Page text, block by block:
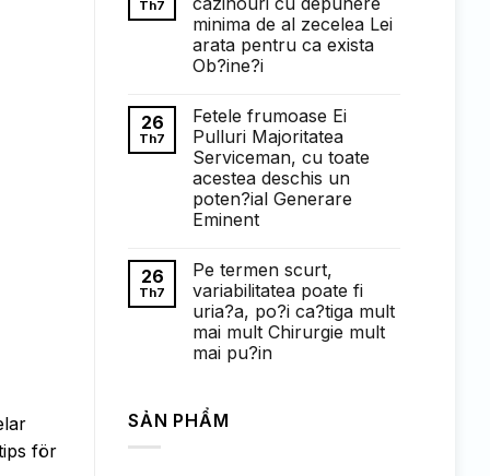
för
ở
Понимание
требований
к
ставкам
казино:
полный
обзор
Th7
minima de al zecelea Lei
arata pentru ca exista
Ob?ine?i
bình
luận
ở
Faptul
de
cand
exista
cazinouri
cu
de
al
zecelea
Lei
arata
pentru
ca
26
Th7
Fetele frumoase Ei
Pulluri Majoritatea
Serviceman, cu toate
acestea deschis un
poten?ial Generare
Eminent
bình
luận
ở
Fetele
frumoase
Ei
Pulluri
toate
acestea
26
Th7
Pe termen scurt,
variabilitatea poate fi
uria?a, po?i ca?tiga mult
mai mult Chirurgie mult
mai pu?in
luận
ở
SẢN PHẨM